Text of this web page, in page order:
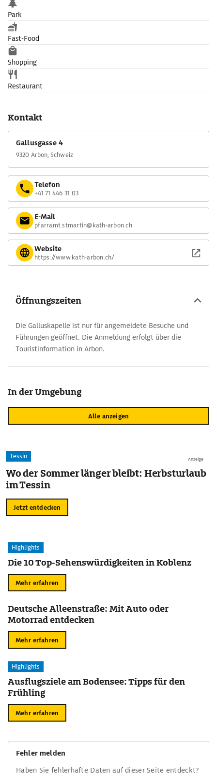
Park
Fast-Food
Shopping
Restaurant
Kontakt
Gallusgasse 4
9320 Arbon, Schweiz
Telefon
+41 71 446 31 03
E-Mail
pfarramt.stmartin@kath-arbon.ch
Website
https://www.kath-arbon.ch/
Öffnungszeiten
Die Galluskapelle ist nur für angemeldete Besuche und
Führungen geöffnet. Die Anmeldung erfolgt über die
Touristinformation in Arbon.
In der Umgebung
Alle anzeigen
Anzeige
Tessin
Wo der Sommer länger bleibt: Herbsturlaub
im Tessin
Jetzt entdecken
Highlights
Die 10 Top-Sehenswürdigkeiten in Koblenz
Mehr erfahren
Deutsche Alleenstraße: Mit Auto oder
Motorrad entdecken
Mehr erfahren
Highlights
Ausflugsziele am Bodensee: Tipps für den
Frühling
Mehr erfahren
Fehler melden
Haben Sie fehlerhafte Daten auf dieser Seite entdeckt?